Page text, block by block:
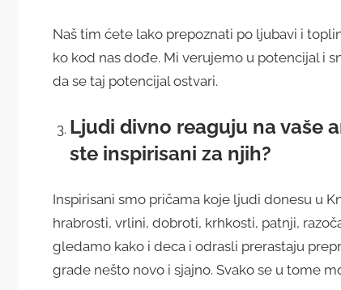
Naš tim ćete lako prepoznati po ljubavi i
ko kod nas dođe. Mi verujemo u potencijal i
da se taj potencijal ostvari.
Ljudi divno reaguju na vaše
ste inspirisani za njih?
Inspirisani smo pričama koje ljudi donesu u
hrabrosti, vrlini, dobroti, krhkosti, patnji,
gledamo kako i deca i odrasli prerastaju
grade nešto novo i sjajno. Svako se u tome